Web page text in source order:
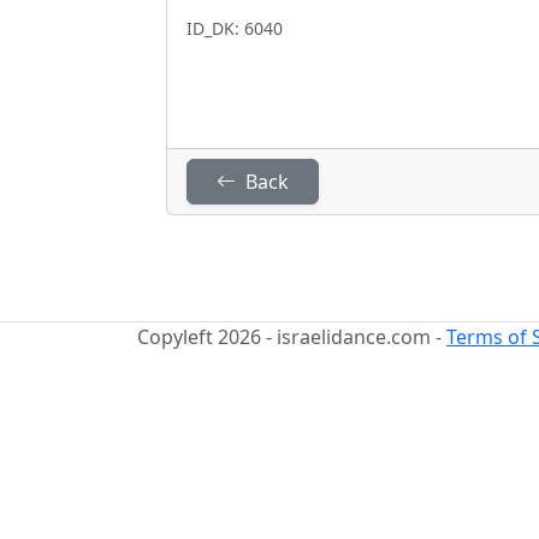
ID_DK: 6040
Back
Copyleft 2026 - israelidance.com -Terms of